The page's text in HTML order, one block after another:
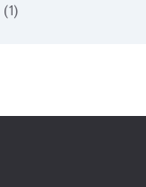
(1)